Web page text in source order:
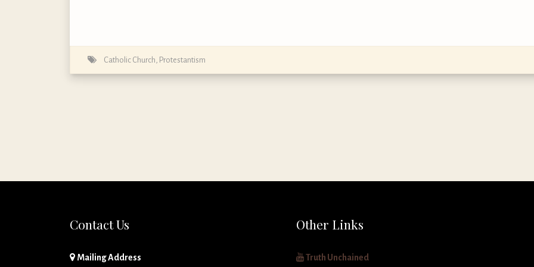
Catholic Church Protestantism
Contact Us
Mailing Address
Other Links
Truth Unchained